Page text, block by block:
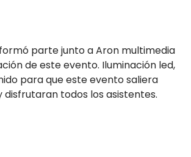
parte junto a Aron multimedia
de este evento. Iluminación led,
para que este evento saliera
todos los asistentes.